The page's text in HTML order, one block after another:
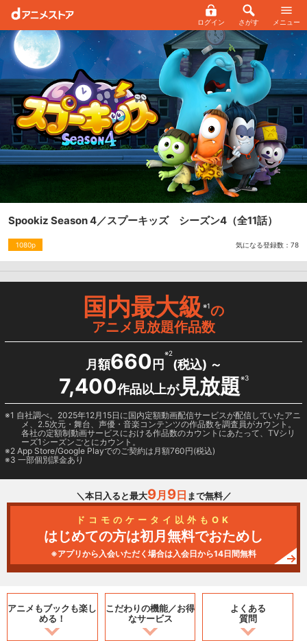
ログイン さがす メニュー
Spookiz Season 4／スプーキッズ シーズン4 （全11話）
1080p 気になる登録数： 78
国内最大級※1の
アニメ見放題作品数
月額660 円
※2
(税込) ～
7,400作品以上が見放題※3
1 自社調べ。2025年12月15日に国内定額動画配信サービスが配信していたアニ
メ、2.5次元・舞台、声優・音楽コンテンツの作品数を調査員がカウント。
各社の定額制動画サービスにおける作品数のカウントにあたって、TVシリ
ーズ1シーズンごとにカウント。
2 App Store/Google Playでのご契約は月額760円(税込)
3 一部個別課金あり
＼本日入ると最大9月 9日 まで無料／
ドコモのケータイ以外もOK
はじめての方は初月無料でおためし
※アプリから入会いただく場合は入会日から14日間無料
アニメもブックも楽し
める！
こだわりの機能／お得
なサービス
よくある
質問